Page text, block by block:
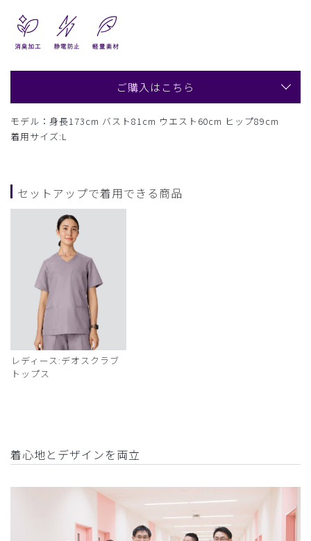
ご購入はこちら
モデル：身長173cm バスト81cm ウエスト60cm ヒップ89cm
着用サイズ:L
セットアップで着用できる商品
レディース:デオスクラブ
トップス
着心地とデザインを両立